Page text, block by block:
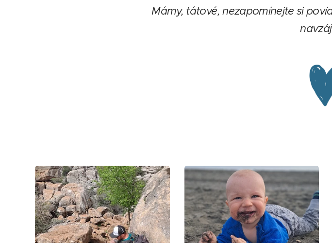
Mámy, tátové, nezapomínejte si